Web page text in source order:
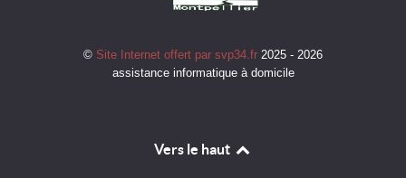
© Site Internet offert par svp34.fr 2025 - 2026
assistance informatique à domicile
Vers le haut